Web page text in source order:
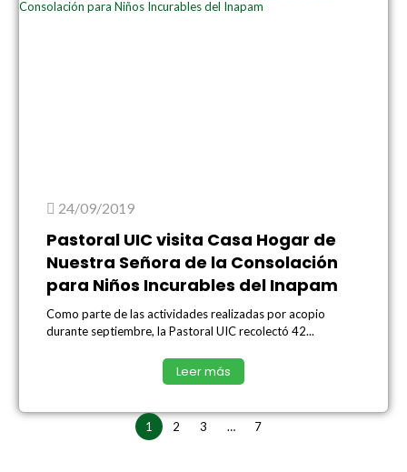
24/09/2019
Pastoral UIC visita Casa Hogar de
Nuestra Señora de la Consolación
para Niños Incurables del Inapam
Como parte de las actividades realizadas por acopio
durante septiembre, la Pastoral UIC recolectó 42...
Leer más
1 2 3 … 7